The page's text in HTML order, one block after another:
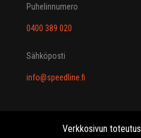
Puhelinnumero
0400 389 020
Sähköposti
info@speedline.fi
Verkkosivun toteutus